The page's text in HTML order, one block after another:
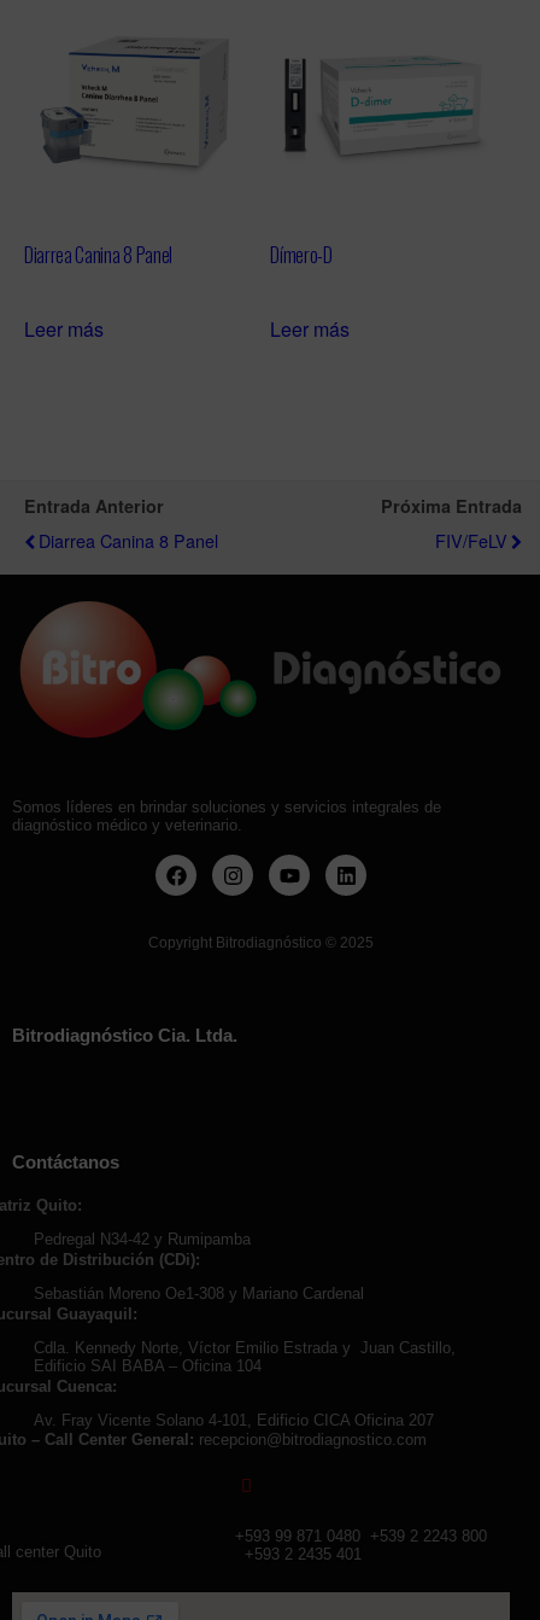
Diarrea Canina 8 Panel
Leer más
Dímero-D
Leer más
Entrada Anterior
Diarrea Canina 8 Panel
Próxima Entrada
FIV/FeLV
Somos líderes en brindar soluciones y servicios integrales de
diagnóstico médico y veterinario.
Copyright Bitrodiagnóstico © 2025
Bitrodiagnóstico Cia. Ltda.
Contáctanos
Quito:
Pedregal N34-42 y Rumipamba
de Distribución (CDi):
Sebastián Moreno Oe1-308 y Mariano Cardenal
Guayaquil:
Cdla. Kennedy Norte, Víctor Emilio Estrada y Juan Castillo,
Edificio SAI BABA – Oficina 104
Cuenca:
Av. Fray Vicente Solano 4-101, Edificio CICA Oficina 207
– Call Center General: recepcion@bitrodiagnostico.com
center Quito
+593 99 871 0480+539 2 2243 800
+593 2 2435 401